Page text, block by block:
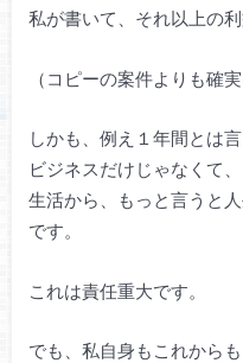
私が書いて、それ以上の利
（コピーの案件よりも確
しかも、例え１年間とは言
ビジネスだけじゃなくて
生活から、もっと言うと
です。
これは責任重大です。
でも、私自身もこれからも